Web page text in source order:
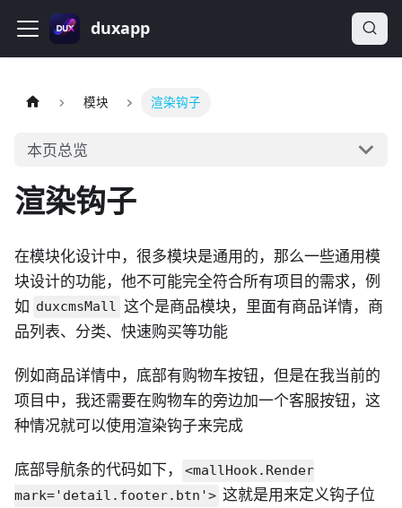
duxapp
模块 渲染钩子
本页总览
渲染钩子
在模块化设计中，很多模块是通用的，那么一些通用模
块设计的功能，他不可能完全符合所有项目的需求，例
如 duxcmsMall 这个是商品模块，里面有商品详情，商
品列表、分类、快速购买等功能
例如商品详情中，底部有购物车按钮，但是在我当前的
项目中，我还需要在购物车的旁边加一个客服按钮，这
种情况就可以使用渲染钩子来完成
底部导航条的代码如下，
<mallHook.Render
mark='detail.footer.btn'> 这就是用来定义钩子位